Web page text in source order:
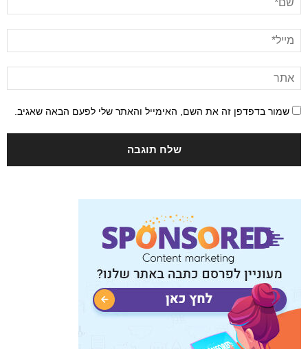
שמור בדפדפן זה את השם, האימייל והאתר שלי לפעם הבאה שאגיב.